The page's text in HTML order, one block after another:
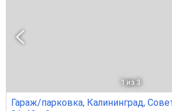
1 из 3
Гараж/парковка, Калининград,